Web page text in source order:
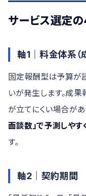
サービス選定
軸1｜料金体系（
固定報酬型は予算が
いが発生します。成
が立てにくい場合があ
面談数」で予測しやす
す。
軸2｜契約期間